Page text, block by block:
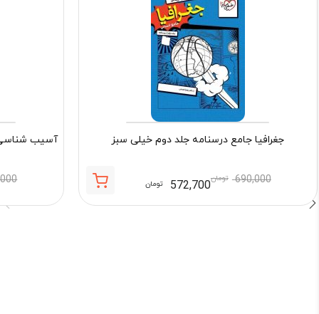
جغرافیا جامع درسنامه جلد دوم خیلی سبز
690,000 تومان572,700 تومان
آسیب شناسی